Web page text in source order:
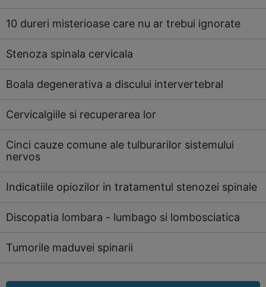
10 dureri misterioase care nu ar trebui ignorate
Stenoza spinala cervicala
Boala degenerativa a discului intervertebral
Cervicalgiile si recuperarea lor
Cinci cauze comune ale tulburarilor sistemului
nervos
Indicatiile opiozilor in tratamentul stenozei spinale
Discopatia lombara - lumbago si lombosciatica
Tumorile maduvei spinarii